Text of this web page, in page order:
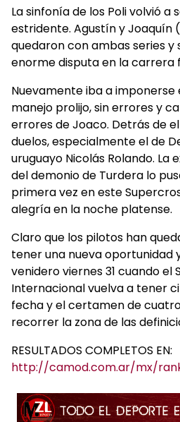
La sinfonía de los Poli volvió a
estridente. Agustín y Joaquín
quedaron con ambas series y
enorme disputa en la carrera
Nuevamente iba a imponerse
manejo prolijo, sin errores y
errores de Joaco. Detrás de
duelos, especialmente el de
uruguayo Nicolás Rolando. La
del demonio de Turdera lo
primera vez en este
alegría en la noche platense.
Claro que los pilotos han
tener una nueva oportunidad
venidero viernes 31 cuando el
Internacional vuelva a tener
fecha y el certamen de
recorrer la zona de las
RESULTADOS COMPLETOS EN:
http://camod.com.ar/mx/